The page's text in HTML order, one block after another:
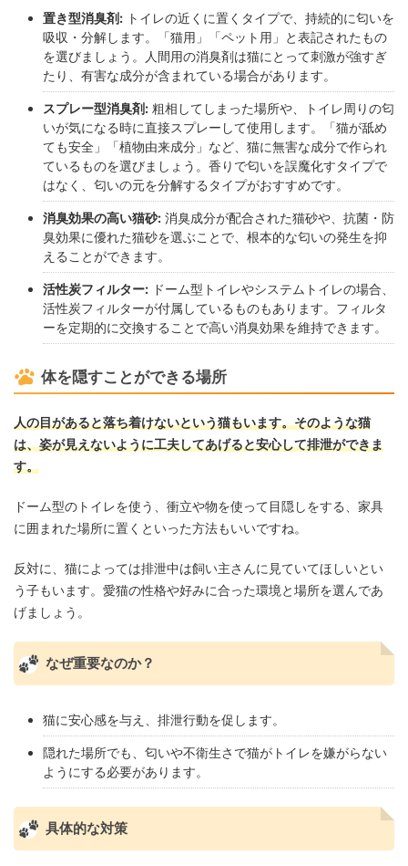
置き型消臭剤: トイレの近くに置くタイプで、持続的に匂いを
吸収・分解します。「猫用」「ペット用」と表記されたもの
を選びましょう。人間用の消臭剤は猫にとって刺激が強すぎ
たり、有害な成分が含まれている場合があります。
スプレー型消臭剤: 粗相してしまった場所や、トイレ周りの匂
いが気になる時に直接スプレーして使用します。「猫が舐め
ても安全」「植物由来成分」など、猫に無害な成分で作られ
ているものを選びましょう。香りで匂いを誤魔化すタイプで
はなく、匂いの元を分解するタイプがおすすめです。
消臭効果の高い猫砂: 消臭成分が配合された猫砂や、抗菌・防
臭効果に優れた猫砂を選ぶことで、根本的な匂いの発生を抑
えることができます。
活性炭フィルター: ドーム型トイレやシステムトイレの場合、
活性炭フィルターが付属しているものもあります。フィルタ
ーを定期的に交換することで高い消臭効果を維持できます。
体を隠すことができる場所
人の目があると落ち着けないという猫もいます。そのような猫
は、姿が見えないように工夫してあげると安心して排泄ができま
す。
ドーム型のトイレを使う、衝立や物を使って目隠しをする、家具
に囲まれた場所に置くといった方法もいいですね。
反対に、猫によっては排泄中は飼い主さんに見ていてほしいとい
う子もいます。愛猫の性格や好みに合った環境と場所を選んであ
げましょう。
なぜ重要なのか？
猫に安心感を与え、排泄行動を促します。
隠れた場所でも、匂いや不衛生さで猫がトイレを嫌がらない
ようにする必要があります。
具体的な対策